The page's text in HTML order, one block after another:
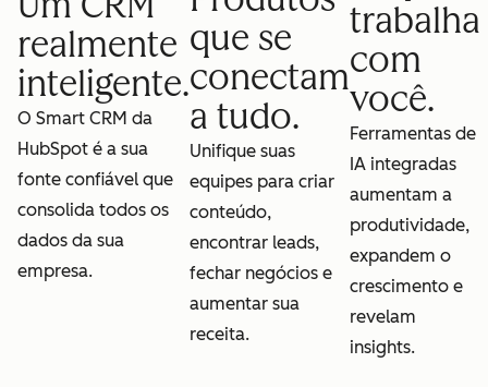
realmente
inteligente.
O Smart CRM da
HubSpot é a sua
fonte confiável que
consolida todos os
dados da sua
empresa.
que se
conectam
a tudo.
Unifique suas
equipes para criar
conteúdo,
encontrar leads,
fechar negócios e
aumentar sua
receita.
trabalha
com
você.
Ferramentas de
IA integradas
aumentam a
produtividade,
expandem o
crescimento e
revelam
insights.